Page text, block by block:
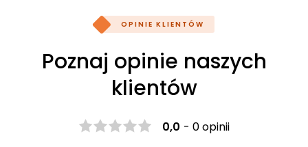
OPINIE KLIENTÓW
Poznaj opinie naszych
klientów
0,0 -0 opinii